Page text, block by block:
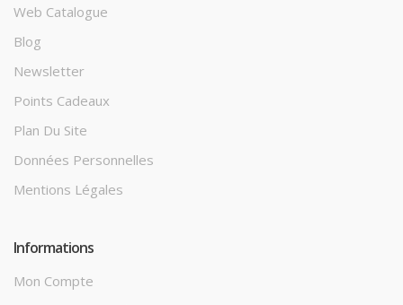
Web Catalogue
Blog
Newsletter
Points Cadeaux
Plan Du Site
Données Personnelles
Mentions Légales
Informations
Mon Compte